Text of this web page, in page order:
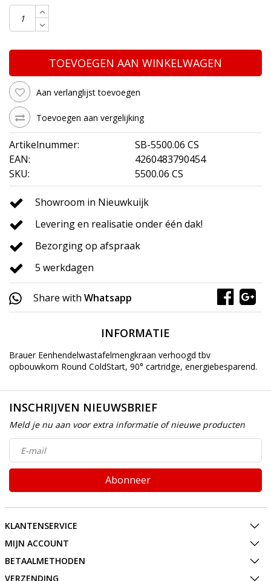
TOEVOEGEN AAN WINKELWAGEN
Aan verlanglijst toevoegen
Toevoegen aan vergelijking
Artikelnummer:
SB-5500.06 CS
EAN:
4260483790454
SKU:
5500.06 CS
Showroom in Nieuwkuijk
Levering en realisatie onder één dak!
Bezorging op afspraak
5 werkdagen
Share with Whatsapp
INFORMATIE
Brauer Eenhendelwastafelmengkraan verhoogd tbv
opbouwkom Round ColdStart, 90° cartridge, energiebesparend.
INSCHRIJVEN NIEUWSBRIEF
Meld je nu aan voor extra informatie of nieuwe producten
Abonneer
KLANTENSERVICE
MIJN ACCOUNT
BETAALMETHODEN
VERZENDING